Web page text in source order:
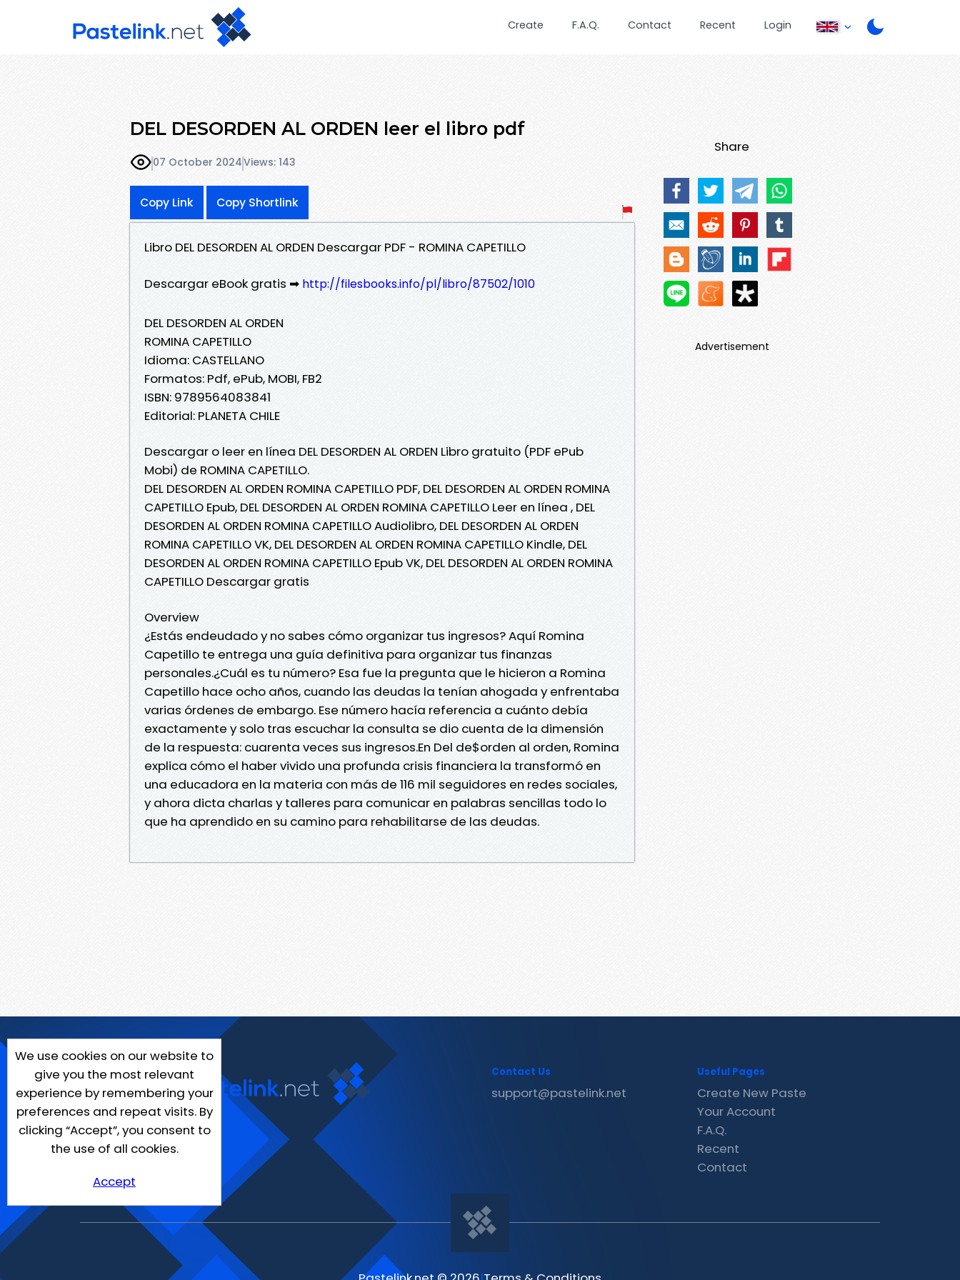
Create F.A.Q. Contact Recent Login
DEL DESORDEN AL ORDEN leer el libro pdf
07 October 2024Views: 143
Copy Link Copy Shortlink
Libro DEL DESORDEN AL ORDEN Descargar PDF - ROMINA CAPETILLO
Descargar eBook gratis ➡ http://filesbooks.info/pl/libro/87502/1010
DEL DESORDEN AL ORDEN
ROMINA CAPETILLO
Idioma: CASTELLANO
Formatos: Pdf, ePub, MOBI, FB2
ISBN: 9789564083841
Editorial: PLANETA CHILE
Descargar o leer en línea DEL DESORDEN AL ORDEN Libro gratuito (PDF ePub
Mobi) de ROMINA CAPETILLO.
DEL DESORDEN AL ORDEN ROMINA CAPETILLO PDF, DEL DESORDEN AL ORDEN ROMINA
CAPETILLO Epub, DEL DESORDEN AL ORDEN ROMINA CAPETILLO Leer en línea , DEL
DESORDEN AL ORDEN ROMINA CAPETILLO Audiolibro, DEL DESORDEN AL ORDEN
ROMINA CAPETILLO VK, DEL DESORDEN AL ORDEN ROMINA CAPETILLO Kindle, DEL
DESORDEN AL ORDEN ROMINA CAPETILLO Epub VK, DEL DESORDEN AL ORDEN ROMINA
CAPETILLO Descargar gratis
Overview
¿Estás endeudado y no sabes cómo organizar tus ingresos? Aquí Romina
Capetillo te entrega una guía definitiva para organizar tus finanzas
personales.¿Cuál es tu número? Esa fue la pregunta que le hicieron a Romina
Capetillo hace ocho años, cuando las deudas la tenían ahogada y enfrentaba
varias órdenes de embargo. Ese número hacía referencia a cuánto debía
exactamente y solo tras escuchar la consulta se dio cuenta de la dimensión
de la respuesta: cuarenta veces sus ingresos.En Del de$orden al orden, Romina
explica cómo el haber vivido una profunda crisis financiera la transformó en
una educadora en la materia con más de 116 mil seguidores en redes sociales,
y ahora dicta charlas y talleres para comunicar en palabras sencillas todo lo
que ha aprendido en su camino para rehabilitarse de las deudas.
Share
Advertisement
We use cookies on our website to
give you the most relevant
experience by remembering your
preferences and repeat visits. By
clicking “Accept”, you consent to
the use of all cookies.
Accept
Contact Us
support@pastelink.net
Useful Pages
Create New Paste
Your Account
F.A.Q.
Recent
Contact